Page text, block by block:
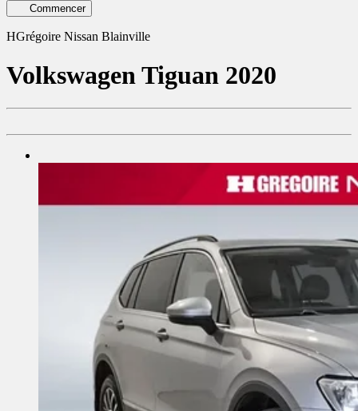
Commencer
HGrégoire Nissan Blainville
VolkswagenTiguan 2020